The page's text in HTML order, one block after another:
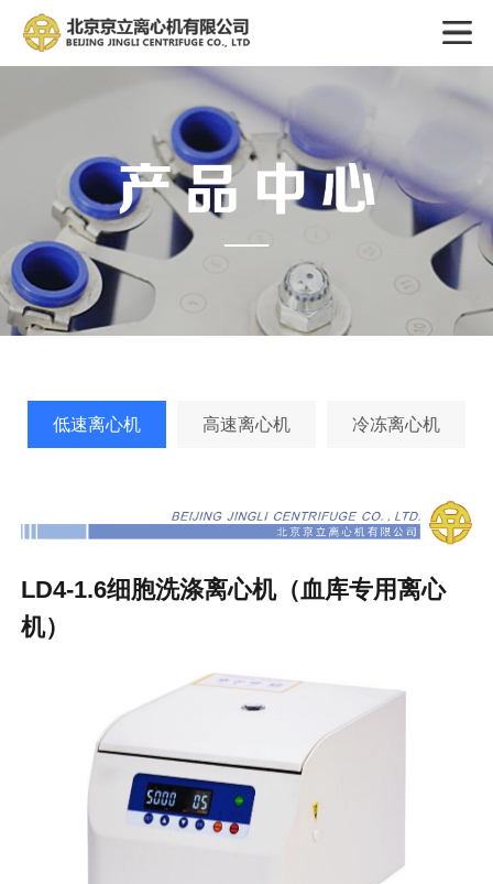
低速离心机 高速离心机 冷冻离心机
LD4-1.6细胞洗涤离心机（血库专用离心
机）